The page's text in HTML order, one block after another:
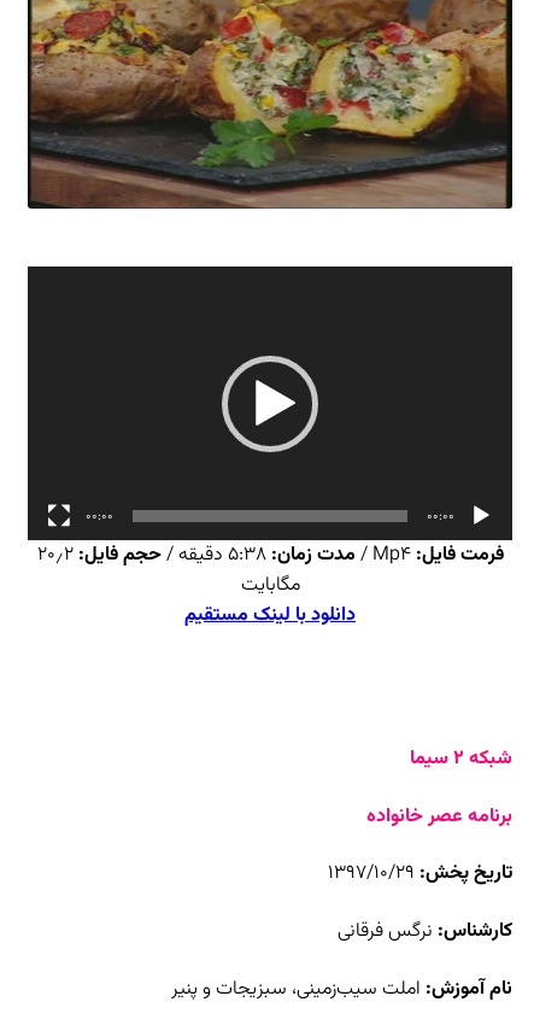
00:00
00:00
فرمت فایل: Mp4 / مدت زمان: ۵:۳۸ دقیقه / حجم فایل: ۲۰٫۲
مگابایت
دانلود با لینک مستقیم
شبکه ۲ سیما
برنامه عصر خانواده
تاریخ پخش:
کارشناس: نرگس فرقانی
نام آموزش: املت سیب‌زمینی، سبزیجات و پنیر